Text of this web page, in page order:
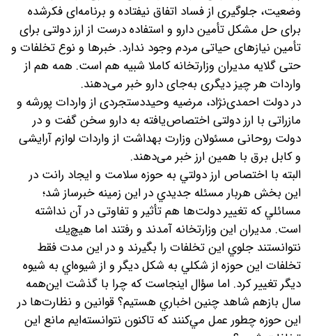
وضعیت، جلوگیری از فساد اتفاق نیفتاده و برنامه‌ای فکر‌شده
برای حل مشکل تأمین دارو و استفاده درست از ارز دولتی برای
تأمین نیازهای حیاتی مردم وجود ندارد. خبرها و نوع تخلفات و
حتی گلایه مدیران وزارتخانه کاملا شبیه هم است. همه هم از
واردات هر چیز دیگری به‌جای دارو خبر می‌دهند.
در دولت احمدی‌نژاد، مرضیه وحید‌دستجردی از واردات پورشه و
مازراتی با ارز دولتی اختصاص‌یافته به دارو سخن گفت و در
دولت روحانی مسئولان وزارت بهداشت از واردات لوازم آرایشی
و کابل برق با همین ارز خبر می‌دهند.
البته با اختصاص ارز دولتي به حوزه سلامت و ايجاد رانت در
اين بخش هربار مسئله‌ جديدي در اين زمينه خبرساز شد؛
مسائلي كه تغییر دولت‌ها هم تأثیر و تفاوتی در آن نداشته
است. مديران اين وزارتخانه آمدند و رفتند اما هيچ‌يك
نتوانستند جلوي اين تخلفات را بگيرند و در اين مدت فقط
تخلفات اين حوزه از شكلي به شكل ديگر و از شيوه‌اي به شيوه
ديگر تغيير كرد. اما سؤال اينجاست كه چرا با گذشت اين‌همه
سال بازهم شاهد چنين اخباري هستيم؟ قوانين و نظارت‌ها در
اين حوزه چطور عمل مي‌كنند كه تاكنون نتوانسته‌ايم مانع اين